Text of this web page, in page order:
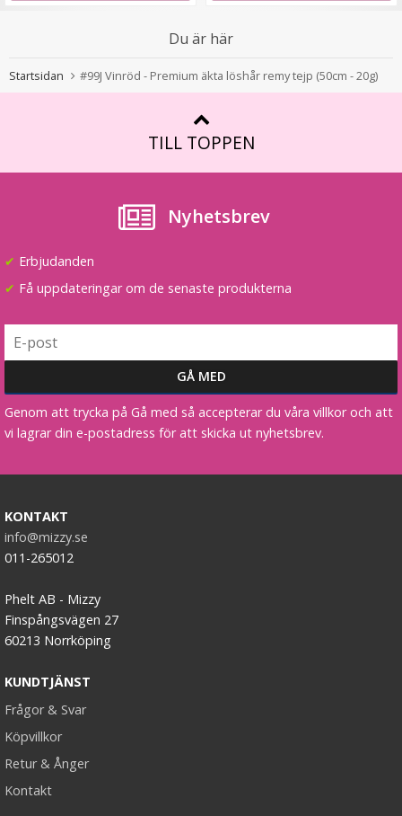
Syntetiskt löshår Gloriatråd rakt - Mellanblond #22/613
★
Du är här
Startsidan #99J Vinröd - Premium äkta löshår remy tejp (50cm - 20g)
TILL TOPPEN
Nyhetsbrev
✔ Erbjudanden
✔ Få uppdateringar om de senaste produkterna
Genom att trycka på Gå med så accepterar du våra villkor och att
vi lagrar din e-postadress för att skicka ut nyhetsbrev.
KONTAKT
info@mizzy.se
011-265012
Phelt AB - Mizzy
Finspångsvägen 27
60213 Norrköping
KUNDTJÄNST
Frågor & Svar
Köpvillkor
Retur & Ånger
Kontakt